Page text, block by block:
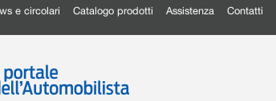
e circolari Catalogo prodotti Assistenza Contatti